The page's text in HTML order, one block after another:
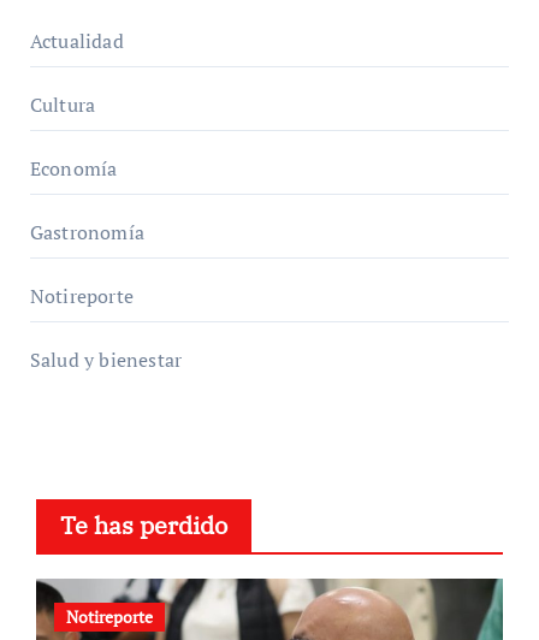
Actualidad
Cultura
Economía
Gastronomía
Notireporte
Salud y bienestar
Te has perdido
Notireporte